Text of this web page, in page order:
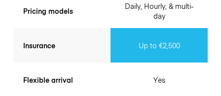
Pricing models
Insurance
Flexible arrival
Daily, Hourly, & multi-
day
Up to €2,500
Yes